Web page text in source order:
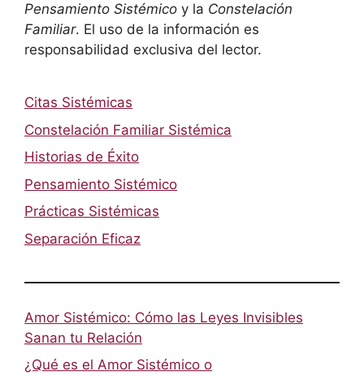
Pensamiento Sistémico y la Constelación
Familiar. El uso de la información es
responsabilidad exclusiva del lector.
Citas Sistémicas
Constelación Familiar Sistémica
Historias de Éxito
Pensamiento Sistémico
Prácticas Sistémicas
Separación Eficaz
Amor Sistémico: Cómo las Leyes Invisibles
Sanan tu Relación
¿Qué es el Amor Sistémico o